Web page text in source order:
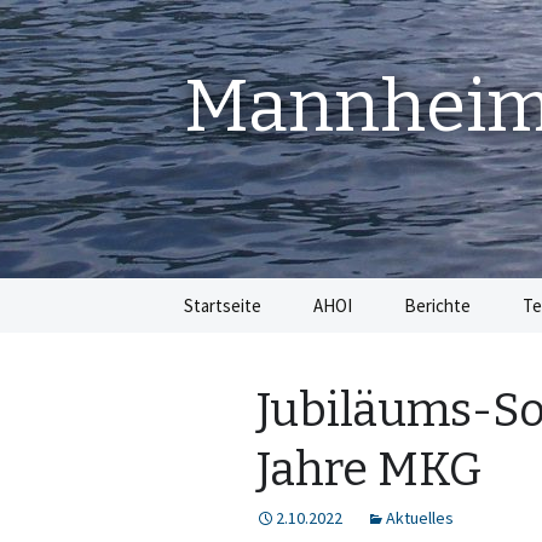
Startseite AHOI Berichte
Jubiläums-
Jahre MKG
2.10.2022 Aktuelles